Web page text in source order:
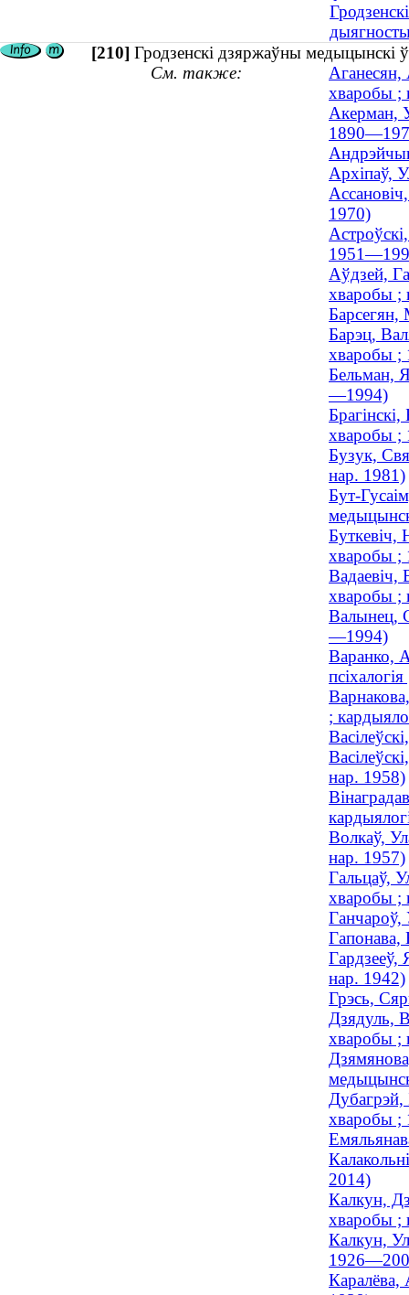
[210] Гродзенскі дзяржаўны медыцынскі
См. также:
Аганесян,
хваробы ;
Акерман,
Архіпаў,
1970)
Аўдзей,
хваробы ;
Барсегян,
Барэц,
хваробы
Бельман,
—1994)
хваробы
Бузук,
нар. 1981)
Бут-
Буткевіч,
хваробы
Вадаевіч,
хваробы ;
Валынец,
—1994)
Варанко,
;
нар. 1958)
Волкаў,
нар. 1957)
Гальцаў,
хваробы ;
Ганчароў,
Гапонава,
Гардзееў,
нар. 1942)
Грэсь,
Дзядуль,
хваробы ;
Дубагрэй,
хваробы
2014)
Калкун,
хваробы ;
Калкун,
Каралёва,